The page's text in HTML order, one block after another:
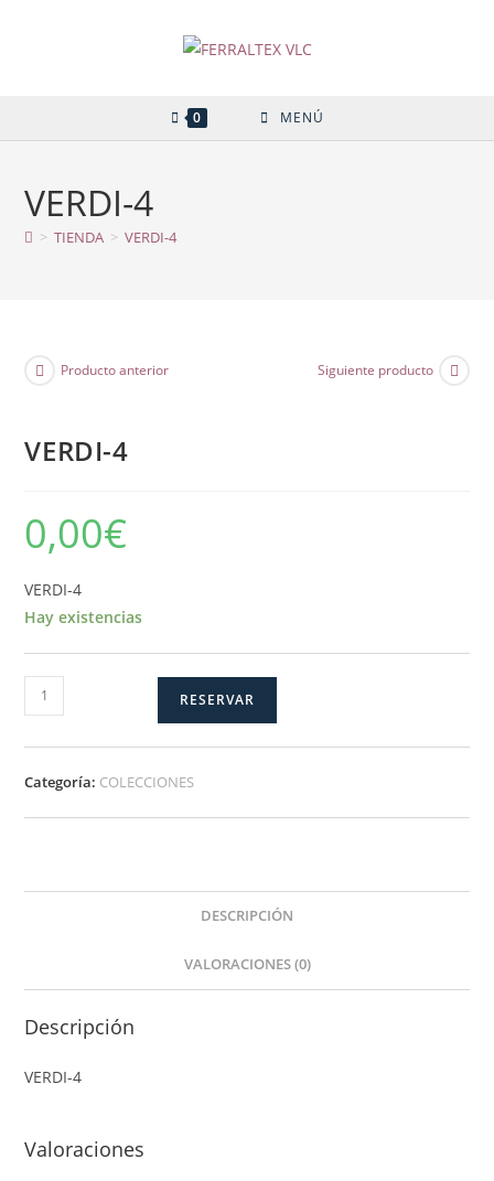
0 MENÚ
VERDI-4
> TIENDA > VERDI-4
Producto anterior Siguiente producto
VERDI-4
0,00€
VERDI-4
Hay existencias
VERDI-
4
cantidad
RESERVAR
Categoría: COLECCIONES
DESCRIPCIÓN
VALORACIONES (0)
Descripción
VERDI-4
Valoraciones